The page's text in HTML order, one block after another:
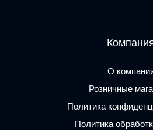
О
Розничные
Политика
Политика